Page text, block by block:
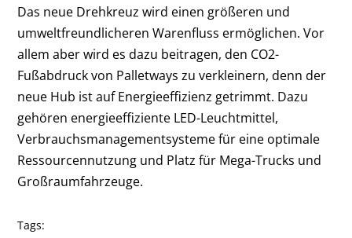
Das neue Drehkreuz wird einen größeren und
umweltfreundlicheren Warenfluss ermöglichen. Vor
allem aber wird es dazu beitragen, den CO2-
Fußabdruck von Palletways zu verkleinern, denn der
neue Hub ist auf Energieeffizienz getrimmt. Dazu
gehören energieeffiziente LED-Leuchtmittel,
Verbrauchsmanagementsysteme für eine optimale
Ressourcennutzung und Platz für Mega-Trucks und
Großraumfahrzeuge.
Tags: